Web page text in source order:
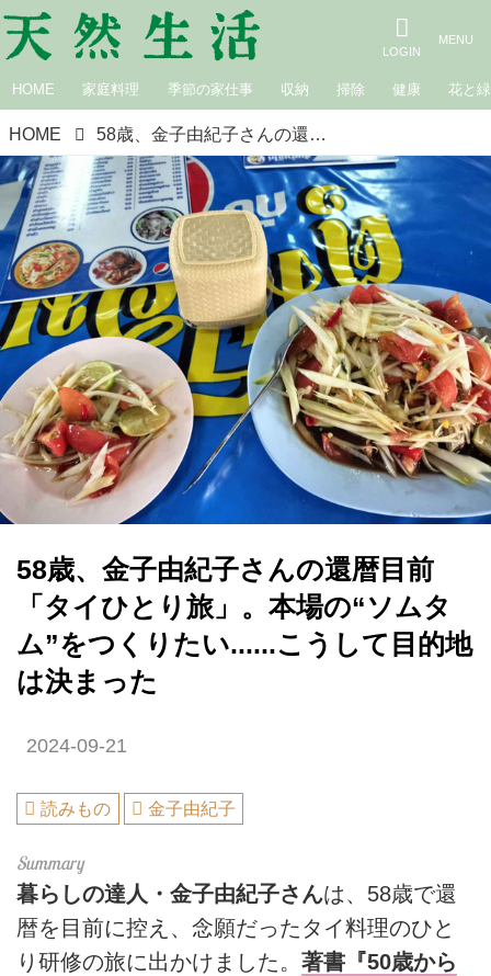
HOME 家庭料理 季節の家仕事 収納 掃除 健康 花と緑
HOME 58歳、金子由紀子さんの還暦目前「タイひとり旅」。本場の“ソムタム”をつくりたい......こうして目的地は決まった
58歳、金子由紀子さんの還暦目前
「タイひとり旅」。本場の“ソムタ
ム”をつくりたい......こうして目的地
は決まった
2024-09-21
読みもの 金子由紀子
暮らしの達人・金子由紀子さんは、58歳で還
暦を目前に控え、念願だったタイ料理のひと
り研修の旅に出かけました。 著書『50歳から